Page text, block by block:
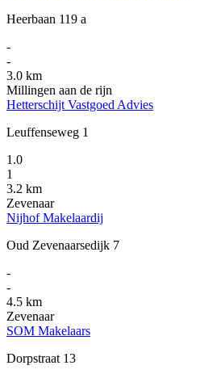
Heerbaan 119 a
-
-
3.0 km
Millingen aan de rijn
Hetterschijt Vastgoed Advies
Leuffenseweg 1
1.0
1
3.2 km
Zevenaar
Nijhof Makelaardij
Oud Zevenaarsedijk 7
-
-
4.5 km
Zevenaar
SOM Makelaars
Dorpstraat 13